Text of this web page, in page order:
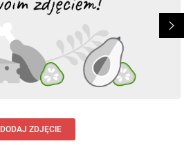
DODAJ ZDJĘCIE